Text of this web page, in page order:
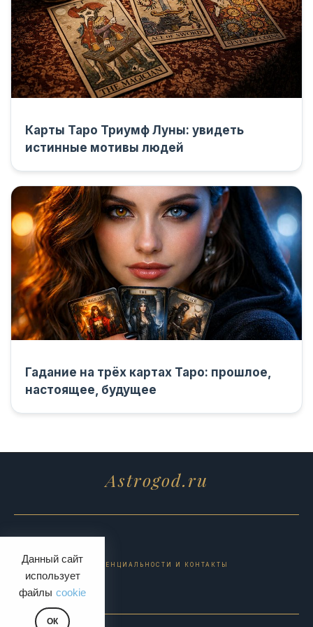
Данный сайт
использует
файлы cookie
ОК
Карты Таро Триумф Луны: увидеть
истинные мотивы людей
Гадание на трёх картах Таро: прошлое,
настоящее, будущее
Astrogod.ru
ПОЛИТИКА КОНФИДЕНЦИАЛЬНОСТИ И КОНТАКТЫ